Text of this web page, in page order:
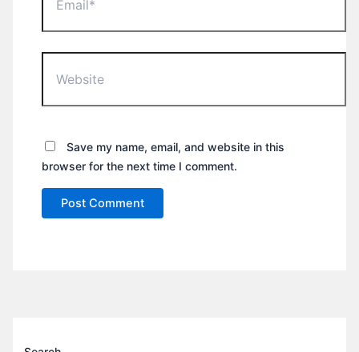
Save my name, email, and website in this
browser for the next time I comment.